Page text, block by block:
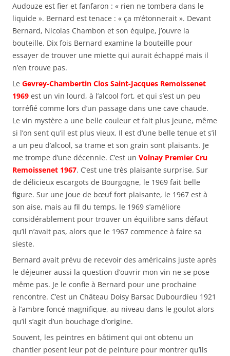
Audouze est fier et fanfaron : « rien ne tombera dans le
liquide ». Bernard est tenace : « ça m’étonnerait ». Devant
Bernard, Nicolas Chambon et son équipe, j’ouvre la
bouteille. Dix fois Bernard examine la bouteille pour
essayer de trouver une miette qui aurait échappé mais il
n’en trouve pas.
Le Gevrey-Chambertin Clos Saint-Jacques Remoissenet
1969 est un vin lourd, à l’alcool fort, et qui s’est un peu
torréfié comme lors d’un passage dans une cave chaude.
Le vin mystère a une belle couleur et fait plus jeune, même
si l’on sent qu’il est plus vieux. Il est d’une belle tenue et s’il
a un peu d’alcool, sa trame et son grain sont plaisants. Je
me trompe d’une décennie. C’est un Volnay Premier Cru
Remoissenet 1967. C’est une très plaisante surprise. Sur
de délicieux escargots de Bourgogne, le 1969 fait belle
figure. Sur une joue de bœuf fort plaisante, le 1967 est à
son aise, mais au fil du temps, le 1969 s’améliore
considérablement pour trouver un équilibre sans défaut
qu’il n’avait pas, alors que le 1967 commence à faire sa
sieste.
Bernard avait prévu de recevoir des américains juste après
le déjeuner aussi la question d’ouvrir mon vin ne se pose
même pas. Je le confie à Bernard pour une prochaine
rencontre. C’est un Château Doisy Barsac Dubourdieu 1921
à l’ambre foncé magnifique, au niveau dans le goulot alors
qu’il s’agit d’un bouchage d’origine.
Souvent, les peintres en bâtiment qui ont obtenu un
chantier posent leur pot de peinture pour montrer qu’ils